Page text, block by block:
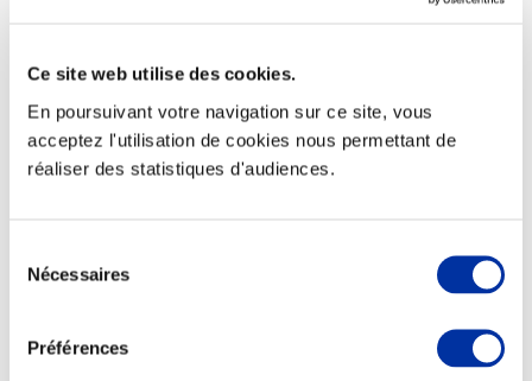
Ce site web utilise des cookies.
En poursuivant votre navigation sur ce site, vous
acceptez l'utilisation de cookies nous permettant de
réaliser des statistiques d'audiences.
Nécessaires
Préférences
Transport – mise en marché
Abattoir